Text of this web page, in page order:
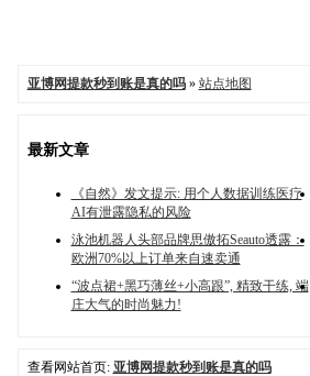
亚博网提款秒到账是真的吗» 站点地图
最新文章
《自然》发文提示: 用个人数据训练医疗
AI有泄露隐私的风险
泳池机器人头部品牌思傲拓Seauto透露：
欧洲70%以上订单来自速卖通
“波点裙+黑巧薄丝+小高跟”, 精致干练, 端
庄大气的时尚魅力!
查看网站首页: 亚博网提款秒到账是真的吗